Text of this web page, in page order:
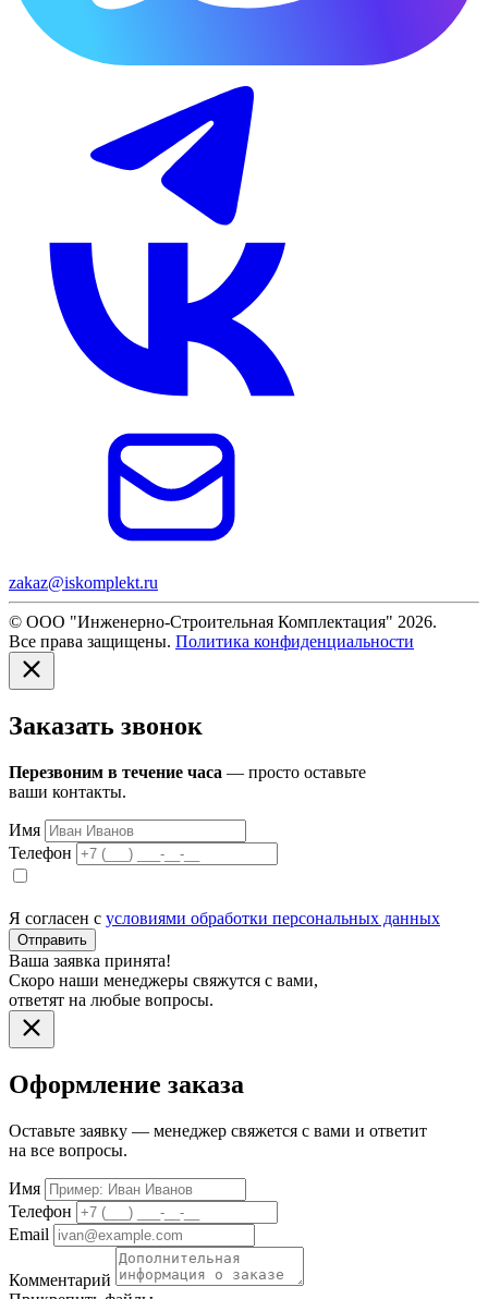
zakaz@iskomplekt.ru
© ООО "Инженерно-Строительная Комплектация" 2026.
Все права защищены. Политика конфиденциальности
Заказать звонок
Перезвоним в течение часа — просто оставьте
ваши контакты.
Имя
Телефон
Я согласен с условиями обработки персональных данных
Отправить
Ваша заявка принята!
Скоро наши менеджеры свяжутся с вами,
ответят на любые вопросы.
Оформление заказа
Оставьте заявку — менеджер свяжется с вами и ответит
на все вопросы.
Имя
Телефон
Email
Комментарий